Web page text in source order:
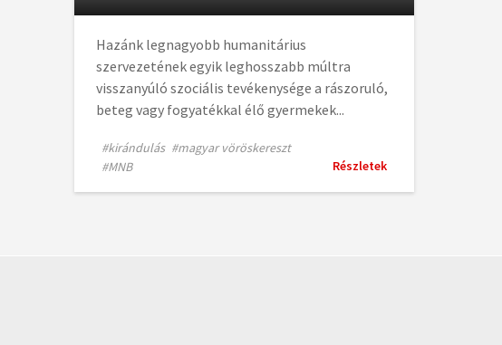
Hazánk legnagyobb humanitárius
szervezetének egyik leghosszabb múltra
visszanyúló szociális tevékenysége a rászoruló,
beteg vagy fogyatékkal élő gyermekek...
#kirándulás #magyar vöröskereszt
#MNB
Részletek